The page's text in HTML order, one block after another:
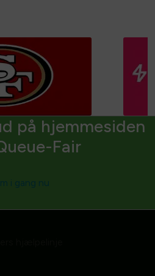
på hjemmesiden
Fair